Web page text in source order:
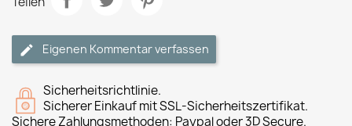
Eigenen Kommentar verfassen
Sicherheitsrichtlinie.
Sicherer Einkauf mit SSL-Sicherheitszertifikat.
Sichere Zahlungsmethoden: Paypal oder 3D Secure.